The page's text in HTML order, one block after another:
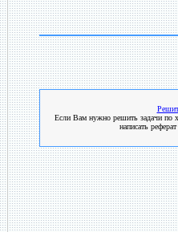
Если Вам нужно решить задачи по
написать